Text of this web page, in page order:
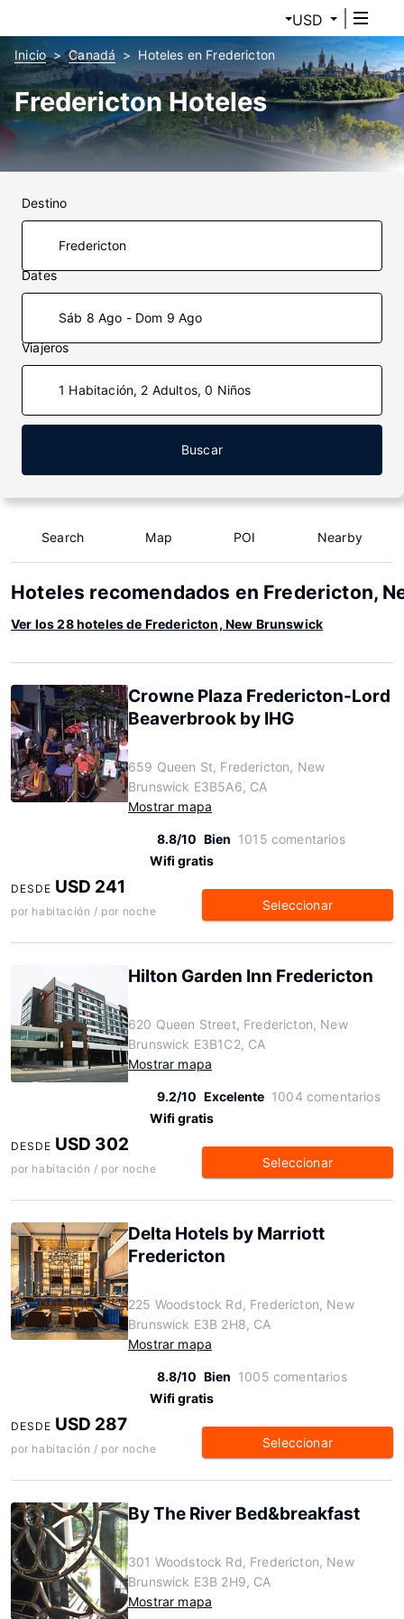
USD
Inicio Canadá Hoteles en Fredericton
Fredericton Hoteles
Destino
Dates
Sáb 8 Ago - Dom 9 Ago
Viajeros
1 Habitación, 2 Adultos, 0 Niños
Buscar
Search Map POI Nearby
Hoteles recomendados en Fredericton,
Ver los 28 hoteles de Fredericton, New Brunswick
Crowne Plaza Fredericton-Lord
Beaverbrook by IHG
659 Queen St, Fredericton, New
Brunswick E3B5A6, CA
Mostrar mapa
8.8/10 Bien 1015 comentarios
Wifi gratis
DESDE USD 241
por habitación / por noche Seleccionar
Hilton Garden Inn Fredericton
620 Queen Street, Fredericton, New
Brunswick E3B1C2, CA
Mostrar mapa
9.2/10 Excelente 1004 comentarios
Wifi gratis
DESDE USD 302
por habitación / por noche Seleccionar
Delta Hotels by Marriott
Fredericton
225 Woodstock Rd, Fredericton, New
Brunswick E3B 2H8, CA
Mostrar mapa
8.8/10 Bien 1005 comentarios
Wifi gratis
DESDE USD 287
por habitación / por noche Seleccionar
By The River Bed&breakfast
301 Woodstock Rd, Fredericton, New
Brunswick E3B 2H9, CA
Mostrar mapa